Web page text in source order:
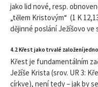
jako lid nové, resp.
„tělem Kristovým“ (1 K
dějinné poslání Ježíšovo ve
4.2 Křest jako trvalé založení
Křest je fundamentálním
Ježíše Krista (srov. UR 3:
církve), není tedy – jak by